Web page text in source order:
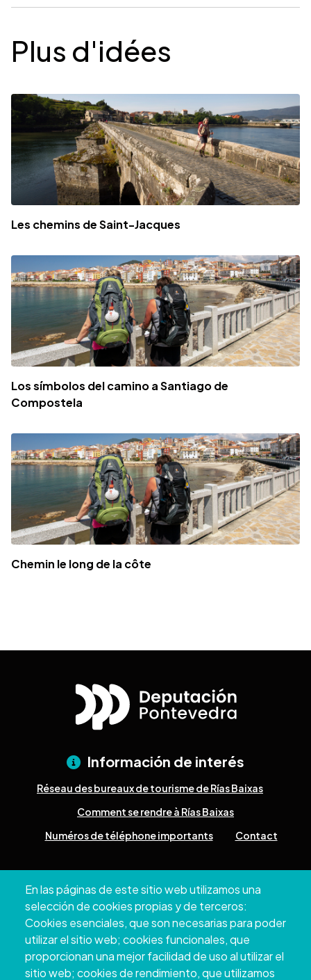
Plus d'idées
Les chemins de Saint-Jacques
Los símbolos del camino a Santiago de
Compostela
Chemin le long de la côte
En las páginas de este sitio web utilizamos una
selección de cookies propias y de terceros:
Cookies esenciales, que son necesarias para poder
utilizar el sitio web; cookies funcionales, que
proporcionan una mejor facilidad de uso al utilizar el
sitio web; cookies de rendimiento, que utilizamos
Información de interés
Réseau des bureaux de tourisme de Rías Baixas
Comment se rendre à Rías Baixas
Numéros de téléphone importants
Contact
Pontevedra
+34 986 804 100 | +34 986 804 124